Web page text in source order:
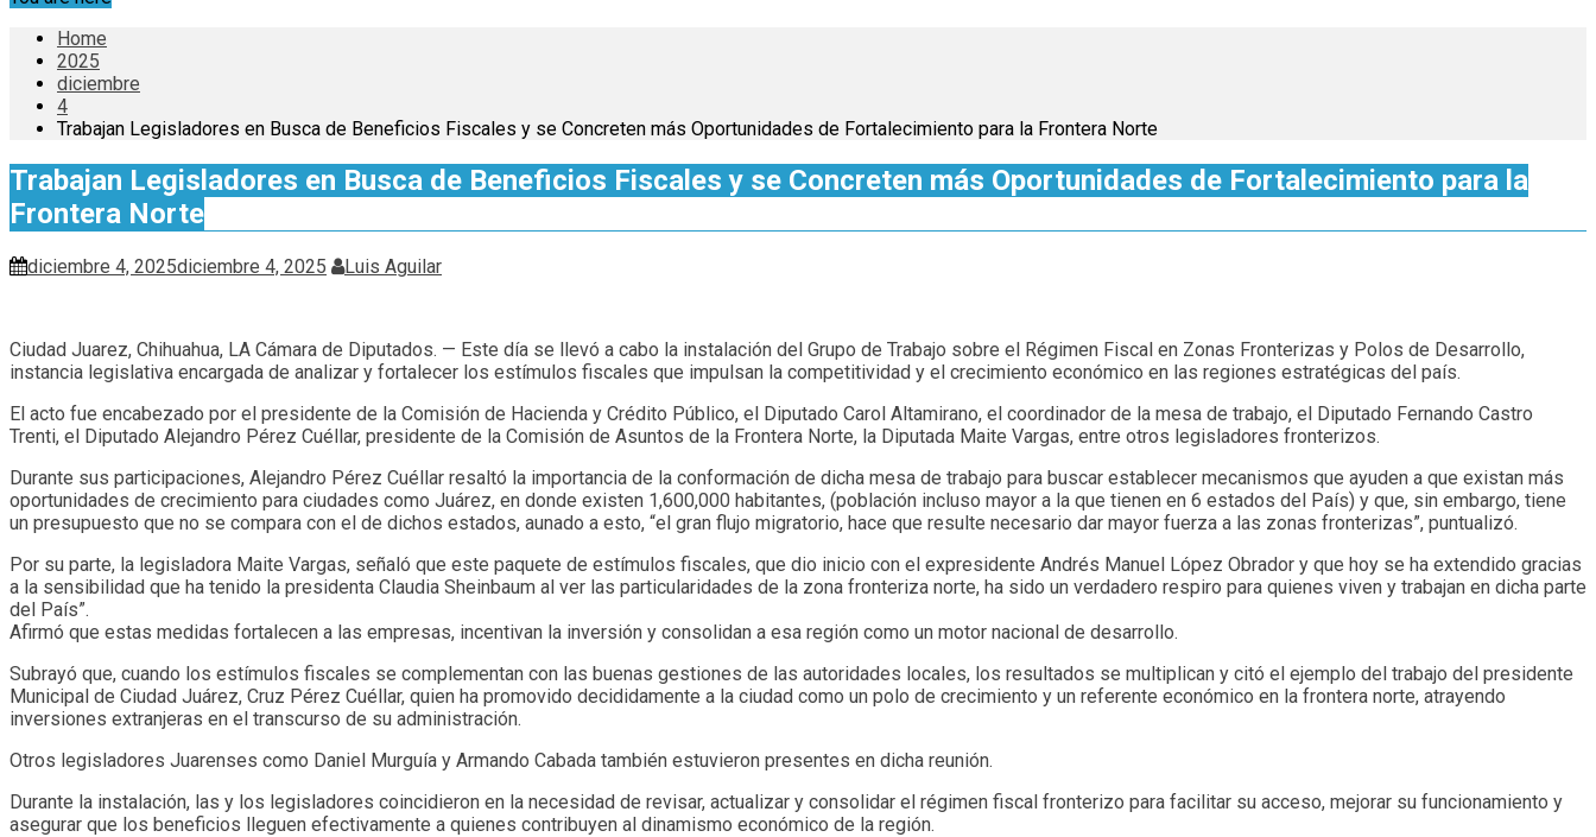
Home
2025
diciembre
4
Trabajan Legisladores en Busca de Beneficios Fiscales y se Concreten más Oportunidades de Fortalecimiento para la Frontera Norte
Trabajan Legisladores en Busca de Beneficios Fiscales y se Concreten más Oportunidades de Fortalecimiento para la
Frontera Norte
diciembre 4, 2025diciembre 4, 2025 Luis Aguilar
Ciudad Juarez, Chihuahua, LA Cámara de Diputados. — Este día se llevó a cabo la instalación del Grupo de Trabajo sobre el Régimen Fiscal en Zonas Fronterizas y Polos de Desarrollo,
instancia legislativa encargada de analizar y fortalecer los estímulos fiscales que impulsan la competitividad y el crecimiento económico en las regiones estratégicas del país.
El acto fue encabezado por el presidente de la Comisión de Hacienda y Crédito Público, el Diputado Carol Altamirano, el coordinador de la mesa de trabajo, el Diputado Fernando Castro
Trenti, el Diputado Alejandro Pérez Cuéllar, presidente de la Comisión de Asuntos de la Frontera Norte, la Diputada Maite Vargas, entre otros legisladores fronterizos.
Durante sus participaciones, Alejandro Pérez Cuéllar resaltó la importancia de la conformación de dicha mesa de trabajo para buscar establecer mecanismos que ayuden a que existan más
oportunidades de crecimiento para ciudades como Juárez, en donde existen 1,600,000 habitantes, (población incluso mayor a la que tienen en 6 estados del País) y que, sin embargo, tiene
un presupuesto que no se compara con el de dichos estados, aunado a esto, “el gran flujo migratorio, hace que resulte necesario dar mayor fuerza a las zonas fronterizas”, puntualizó.
Por su parte, la legisladora Maite Vargas, señaló que este paquete de estímulos fiscales, que dio inicio con el expresidente Andrés Manuel López Obrador y que hoy se ha extendido gracias
a la sensibilidad que ha tenido la presidenta Claudia Sheinbaum al ver las particularidades de la zona fronteriza norte, ha sido un verdadero respiro para quienes viven y trabajan en dicha parte
del País”.
Afirmó que estas medidas fortalecen a las empresas, incentivan la inversión y consolidan a esa región como un motor nacional de desarrollo.
Subrayó que, cuando los estímulos fiscales se complementan con las buenas gestiones de las autoridades locales, los resultados se multiplican y citó el ejemplo del trabajo del presidente
Municipal de Ciudad Juárez, Cruz Pérez Cuéllar, quien ha promovido decididamente a la ciudad como un polo de crecimiento y un referente económico en la frontera norte, atrayendo
inversiones extranjeras en el transcurso de su administración.
Otros legisladores Juarenses como Daniel Murguía y Armando Cabada también estuvieron presentes en dicha reunión.
Durante la instalación, las y los legisladores coincidieron en la necesidad de revisar, actualizar y consolidar el régimen fiscal fronterizo para facilitar su acceso, mejorar su funcionamiento y
asegurar que los beneficios lleguen efectivamente a quienes contribuyen al dinamismo económico de la región.